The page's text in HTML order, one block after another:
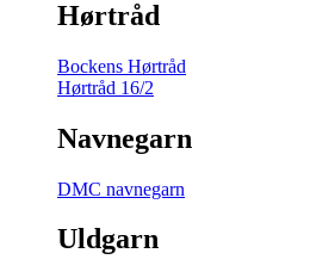
Hørtråd
Bockens Hørtråd
Hørtråd 16/2
Navnegarn
DMC navnegarn
Uldgarn